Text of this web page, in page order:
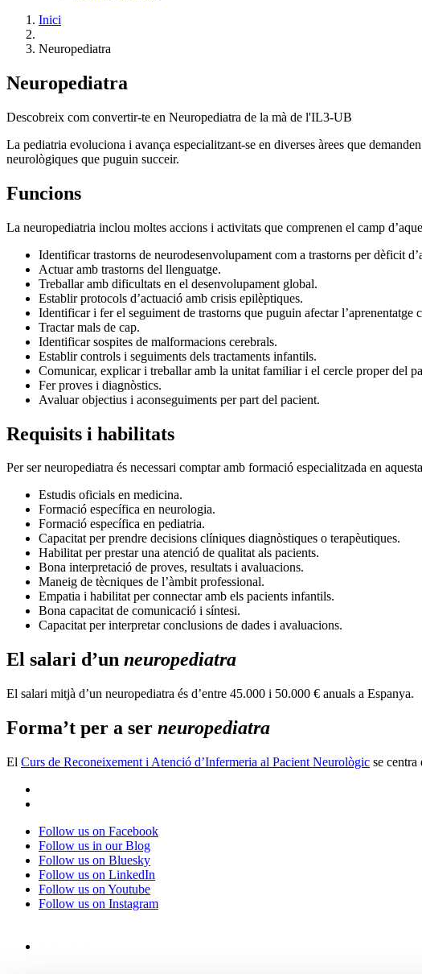
Inici
Neuropediatra
Neuropediatra
Descobreix com convertir-te en Neuropediatra de la mà de l'IL3-UB
La pediatria evoluciona i avança especialitzant-se en diverses àrees que
neurològiques que puguin succeir.
Funcions
La neuropediatria inclou moltes accions i activitats que comprenen el camp
Identificar trastorns de neurodesenvolupament com a trastorns per dèficit
Actuar amb trastorns del llenguatge.
Treballar amb dificultats en el desenvolupament global.
Establir protocols d’actuació amb crisis epilèptiques.
Identificar i fer el seguiment de trastorns que puguin afectar l’aprenentatge
Tractar mals de cap.
Identificar sospites de malformacions cerebrals.
Establir controls i seguiments dels tractaments infantils.
Comunicar, explicar i treballar amb la unitat familiar i el cercle proper del
Fer proves i diagnòstics.
Avaluar objectius i aconseguiments per part del pacient.
Requisits i habilitats
Per ser neuropediatra és necessari comptar amb formació especialitzada en
Estudis oficials en medicina.
Formació específica en neurologia.
Formació específica en pediatria.
Capacitat per prendre decisions clíniques diagnòstiques o terapèutiques.
Habilitat per prestar una atenció de qualitat als pacients.
Bona interpretació de proves, resultats i avaluacions.
Maneig de tècniques de l’àmbit professional.
Empatia i habilitat per connectar amb els pacients infantils.
Bona capacitat de comunicació i síntesi.
Capacitat per interpretar conclusions de dades i avaluacions.
El salari d’un neuropediatra
El salari mitjà d’un neuropediatra és d’entre 45.000 i 50.000 € anuals a Espanya.
Forma’t per a ser neuropediatra
El Curs de Reconeixement i Atenció d’Infermeria al Pacient Neurològic se
Follow us on Facebook
Follow us in our Blog
Follow us on Bluesky
Follow us on LinkedIn
Follow us on Youtube
Follow us on Instagram